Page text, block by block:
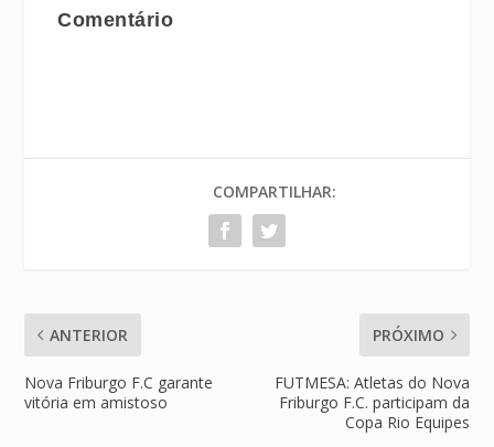
Comentário
COMPARTILHAR:
ANTERIOR
Nova Friburgo F.C garante
vitória em amistoso
PRÓXIMO
FUTMESA: Atletas do Nova
Friburgo F.C. participam da
Copa Rio Equipes